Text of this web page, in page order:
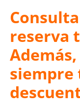
reserva
siempre